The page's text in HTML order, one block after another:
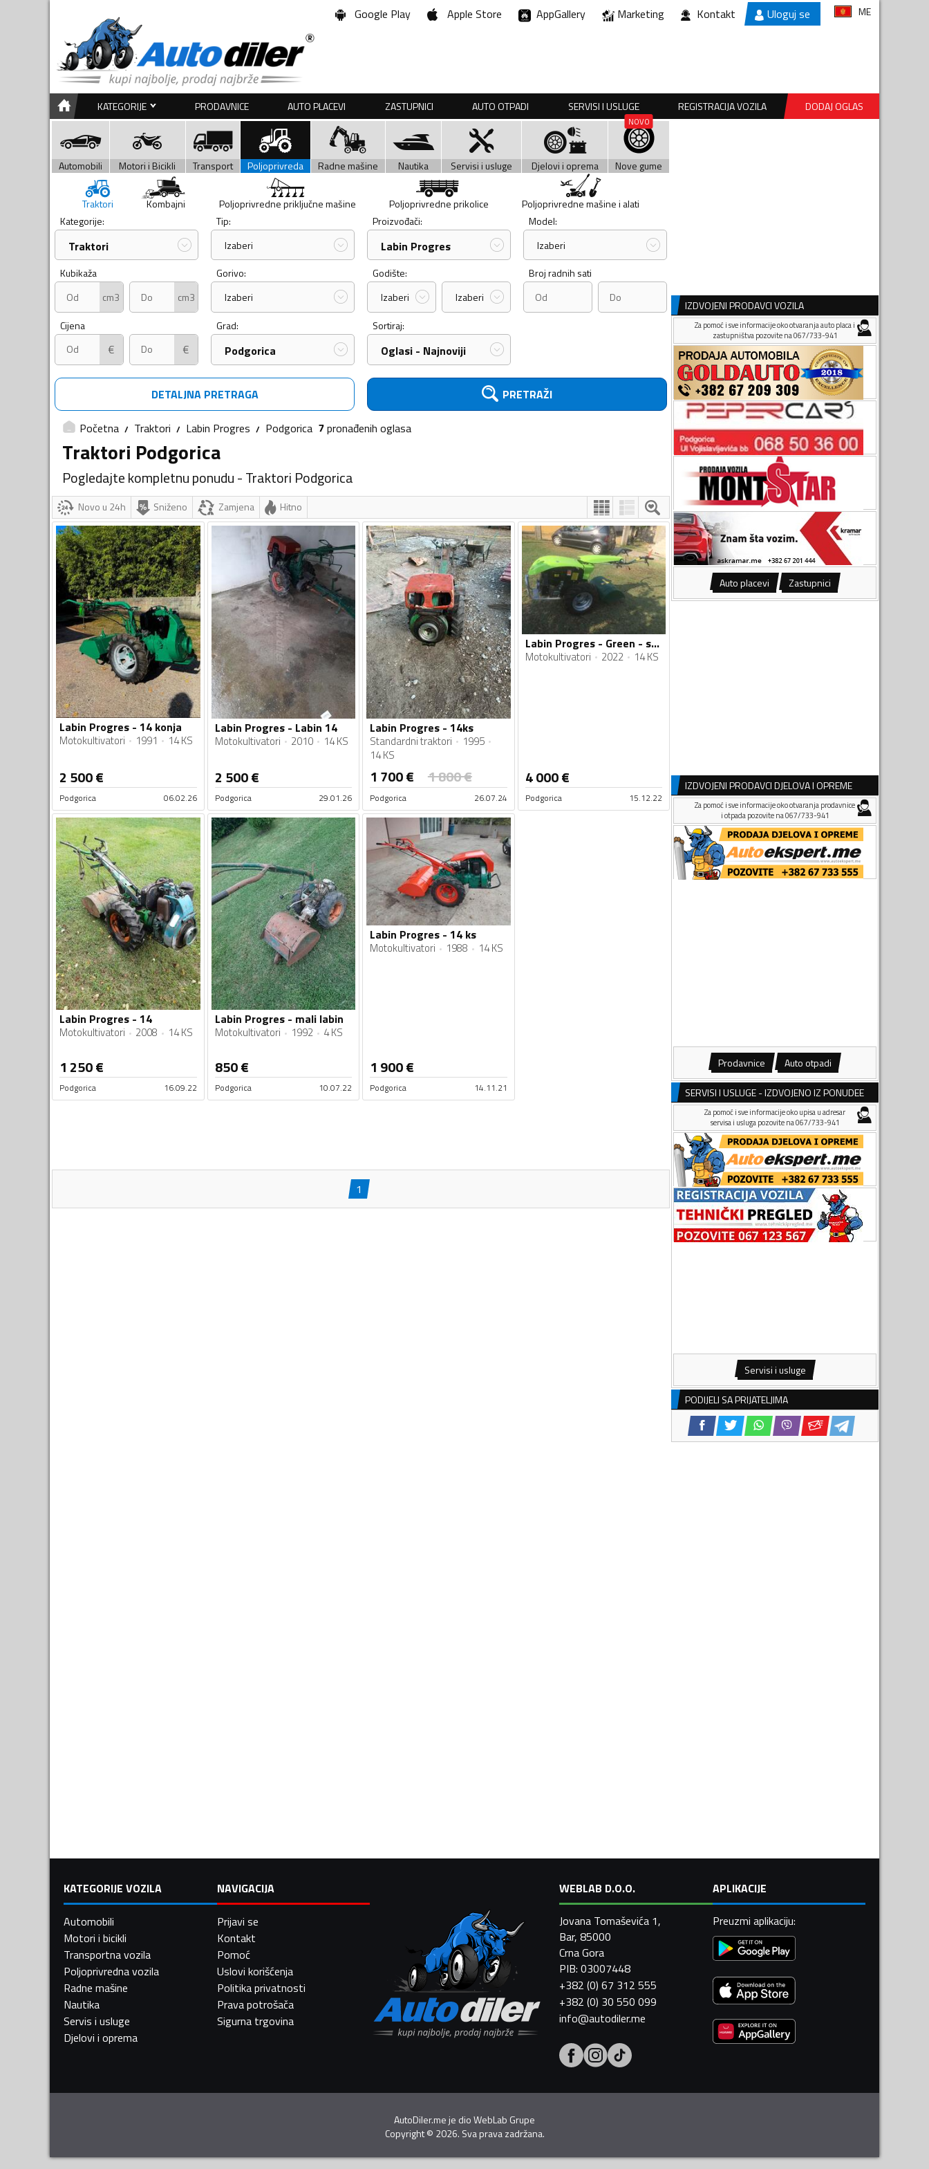
Google Play Apple Store AppGallery Marketing Kontakt Uloguj se ME
KATEGORIJE PRODAVNICE AUTO PLACEVI ZASTUPNICI AUTO OTPADI SERVISI I USLUGE REGISTRACIJA VOZILA DODAJ OGLAS
Automobili Motori i Bicikli Transport Poljoprivreda Radne mašine Nautika Servisi i usluge Djelovi i oprema Nove gume
Traktori Kombajni Poljoprivredne priključne mašine Poljoprivredne prikolice
Poljoprivredne mašine i alati
Kategorije:
Traktori
Tip:
Izaberi
Proizvođači:
Labin Progres
Model:
Izaberi
Kubikaža
cm3
cm3
Gorivo:
Izaberi
Godište:
Izaberi
Izaberi
Broj radnih sati
Cijena
€ €
Grad:
Podgorica
Sortiraj:
Oglasi - Najnoviji
DETALJNA PRETRAGA PRETRAŽI
Početna Traktori Labin Progres Podgorica 7pronađenih oglasa
Traktori Podgorica
Pogledajte kompletnu ponudu - Traktori Podgorica
Novo u 24h Sniženo Zamjena Hitno
Labin Progres - 14 konja
Motokultivatori 1991 14 KS
2 500€
Podgorica 06.02.26
Labin Progres - Labin 14
Motokultivatori 2010 14 KS
2 500€
Podgorica 29.01.26
Labin Progres - 14ks
Standardni traktori
1995
14 KS
1 700€ 1 800€
Podgorica 26.07.24
Labin Progres - Green - specijal
Motokultivatori 2022 14 KS
4 000€
Podgorica 15.12.22
Labin Progres - 14
Motokultivatori 2008 14 KS
1 250€
Podgorica 16.09.22
Labin Progres - mali labin
Motokultivatori 1992 4 KS
850€
Podgorica 10.07.22
Labin Progres - 14 ks
Motokultivatori 1988 14 KS
1 900€
Podgorica 14.11.21
1
IZDVOJENI PRODAVCI VOZILA
Za pomoć i sve informacije oko otvaranja auto placa i
zastupništva pozovite na 067/733-941
Auto placevi Zastupnici
IZDVOJENI PRODAVCI DJELOVA I OPREME
Za pomoć i sve informacije oko otvaranja prodavnice
i otpada pozovite na 067/733-941
Prodavnice Auto otpadi
SERVISI I USLUGE - IZDVOJENO IZ PONUDEE
Za pomoć i sve informacije oko upisa u adresar
servisa i usluga pozovite na 067/733-941
Servisi i usluge
PODIJELI SA PRIJATELJIMA
KATEGORIJE VOZILA
Automobili
Motori i bicikli
Transportna vozila
Poljoprivredna vozila
Radne mašine
Nautika
Servis i usluge
Djelovi i oprema
NAVIGACIJA
Prijavi se
Kontakt
Pomoć
Uslovi korišćenja
Politika privatnosti
Prava potrošača
Sigurna trgovina
WEBLAB D.O.O.
Jovana Tomaševića 1,
Bar, 85000
Crna Gora
PIB: 03007448
+382 (0) 67 312 555
+382 (0) 30 550 099
info@autodiler.me
APLIKACIJE
Preuzmi aplikaciju:
AutoDiler.me je dioWebLab Grupe
Copyright© 2026. Sva prava zadržana.